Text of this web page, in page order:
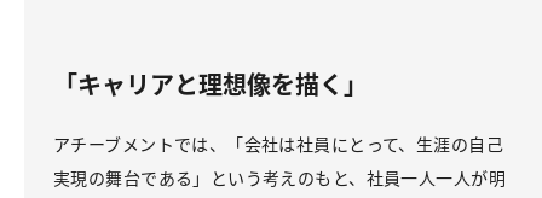
「キャリアと理想像を描く」
アチーブメントでは、「会社は社員にとって、生涯の自己
実現の舞台である」という考えのもと、社員一人一人が明